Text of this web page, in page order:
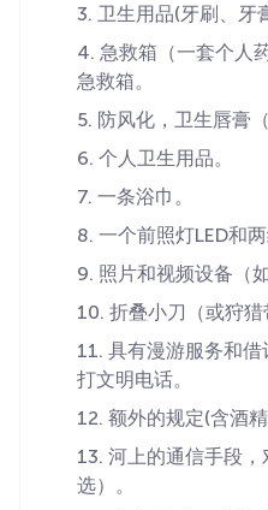
卫生用品(牙刷、牙
急救箱（一套个人
急救箱。
防风化，卫生唇膏
个人卫生用品。
一条浴巾。
一个前照灯LED和
照片和视频设备（
折叠小刀（或狩猎
具有漫游服务和借
打文明电话。
额外的规定(含酒
河上的通信手段
选）。